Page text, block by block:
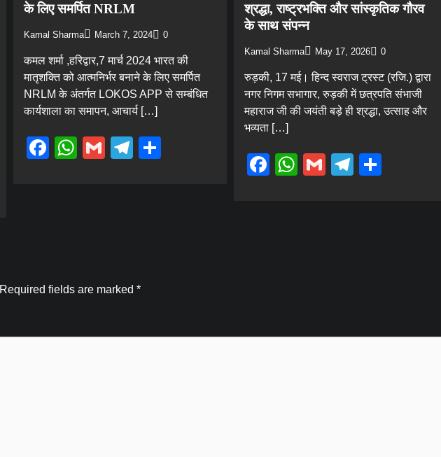
के लिए समर्पित NRLM
Kamal Sharma March 7, 2024 0
कमल शर्मा ,हरिद्वार,7 मार्च 2024 भारत की
मातृशक्ति को आत्मनिर्भर बनाने के लिए समर्पित
NRLM के अंतर्गत LOKOS APP से सम्बंधित
कार्यशाला का समापन, आचार्य […]
Facebook
WhatsApp
GmailTelegram
Share
श्रद्धा, राष्ट्रभक्ति और सांस्कृतिक गौरव
के साथ संपन्न
Kamal Sharma May 17, 2026 0
रुड़की, 17 मई। हिन्द स्वराज ट्रस्ट (रजि.) द्वारा
नगर निगम सभागार, रुड़की में छत्रपति संभाजी
महाराज जी की जयंती बड़े ही श्रद्धा, उत्साह और
भव्यता […]
Facebook
WhatsApp
GmailTelegram
Share
Required fields are marked *
Blog
कांवड़ियों की सेवा के लिए सभी सामर्थ्यवान आमजन
आगे आए: स्वामी यतीश्वरानंद
Kamal Sharma August 8, 2026